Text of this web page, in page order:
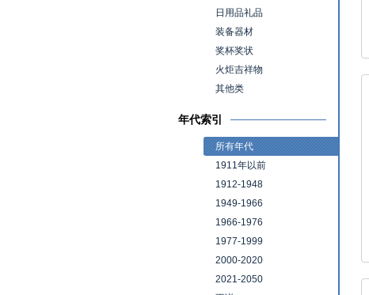
日用品礼品
装备器材
奖杯奖状
火炬吉祥物
其他类
年代索引
所有年代
1911年以前
1912-1948
1949-1966
1966-1976
1977-1999
2000-2020
2021-2050